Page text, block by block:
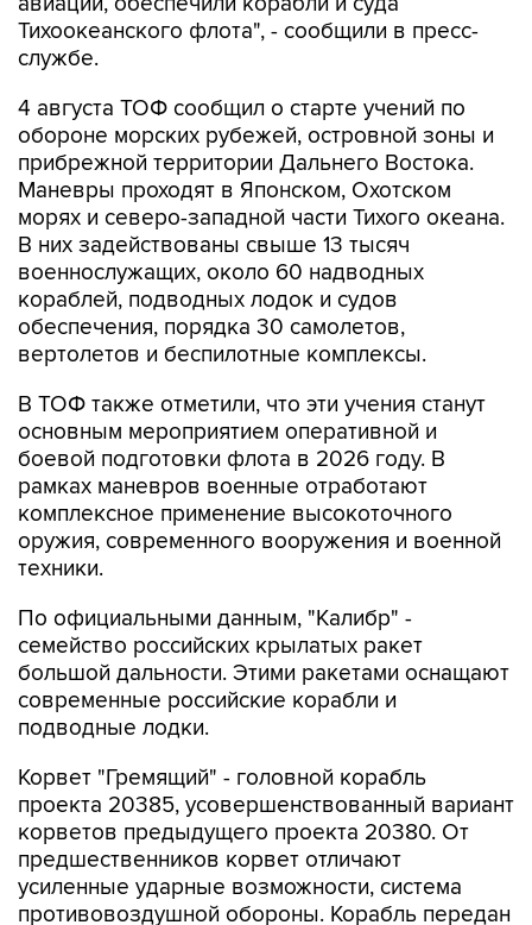
Тихоокеанского флота", - сообщили в пресс-
службе.
4 августа ТОФ сообщил о старте учений по
обороне морских рубежей, островной зоны и
прибрежной территории Дальнего Востока.
Маневры проходят в Японском, Охотском
морях и северо-западной части Тихого океана.
В них задействованы свыше 13 тысяч
военнослужащих, около 60 надводных
кораблей, подводных лодок и судов
обеспечения, порядка 30 самолетов,
вертолетов и беспилотные комплексы.
В ТОФ также отметили, что эти учения станут
основным мероприятием оперативной и
боевой подготовки флота в 2026 году. В
рамках маневров военные отработают
комплексное применение высокоточного
оружия, современного вооружения и военной
техники.
По официальными данным, "Калибр" -
семейство российских крылатых ракет
большой дальности. Этими ракетами оснащают
современные российские корабли и
подводные лодки.
Корвет "Гремящий" - головной корабль
проекта 20385, усовершенствованный вариант
корветов предыдущего проекта 20380. От
предшественников корвет отличают
усиленные ударные возможности, система
противовоздушной обороны. Корабль передан